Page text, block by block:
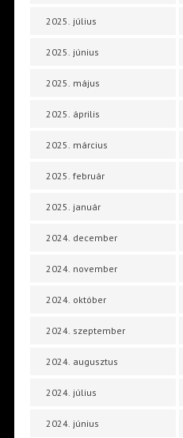
2025. július
2025. június
2025. május
2025. április
2025. március
2025. február
2025. január
2024. december
2024. november
2024. október
2024. szeptember
2024. augusztus
2024. július
2024. június